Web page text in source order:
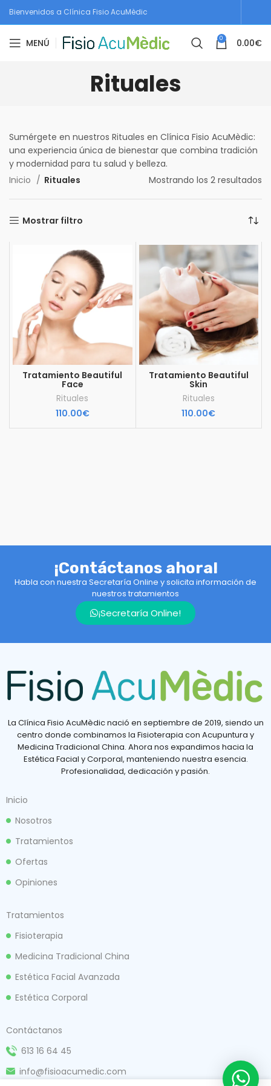
Bienvenidos a Clínica Fisio AcuMèdic
MENÚ 0 0.00€
Rituales
Sumérgete en nuestros Rituales en Clínica Fisio AcuMèdic:
una experiencia única de bienestar que combina tradición
y modernidad para tu salud y belleza.
Inicio
Rituales Mostrando los 2 resultados
Mostrar filtro
Tratamiento Beautiful
Face
Rituales
110.00€
Tratamiento Beautiful
Skin
Rituales
110.00€
¡Contáctanos ahora!
Habla con nuestra Secretaría Online y solicita información de
nuestros tratamientos
¡Secretaría Online!
La Clínica Fisio AcuMèdic nació en septiembre de 2019, siendo un
centro donde combinamos la Fisioterapia con Acupuntura y
Medicina Tradicional China. Ahora nos expandimos hacia la
Estética Facial y Corporal, manteniendo nuestra esencia.
Profesionalidad, dedicación y pasión.
Inicio
Nosotros
Tratamientos
Ofertas
Opiniones
Tratamientos
Fisioterapia
Medicina Tradicional China
Estética Facial Avanzada
Estética Corporal
Contáctanos
613 16 64 45
info@fisioacumedic.com